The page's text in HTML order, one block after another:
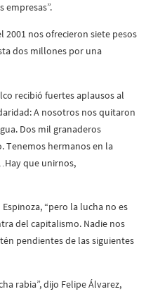
empresas”.
2001 nos ofrecieron siete pesos
dos millones por una
recibió fuertes aplausos al
A nosotros nos quitaron
Dos mil granaderos
Tenemos hermanos en la
que unirnos,
“pero la lucha no es
del capitalismo. Nadie nos
pendientes de las siguientes
rabia”, dijo Felipe Álvarez,